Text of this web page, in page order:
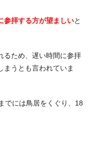
参拝する方が望ましいと
るため、遅い時間に参拝
まうとも言われていま
でには鳥居をくぐり、18